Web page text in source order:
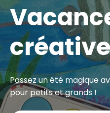
Passez un été magique
pour petits et grands !